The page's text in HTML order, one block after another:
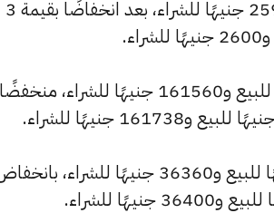
كما انخفض سعر عيار 12 ليصل إلى 2609 جنيهًا للبيع و2597 جنيهًا للشراء، بعد انخفاضًا بقيمة 3
كما سجل سعر الاونصة انخفاضًا ليصل إلى 162271 جنيهًا للبيع و161560 جنيهًا للشراء، منخفضًا
كما شهد سعر الجنيه الذهب انخفاضًا ليصبح 36520 جنيهًا للبيع و36360 جنيهًا للشراء،